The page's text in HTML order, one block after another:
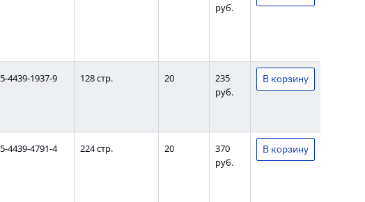
руб.
4439-1937-9 128 стр. 20
235
руб.
4439-4791-4 224 стр. 20
370
руб.